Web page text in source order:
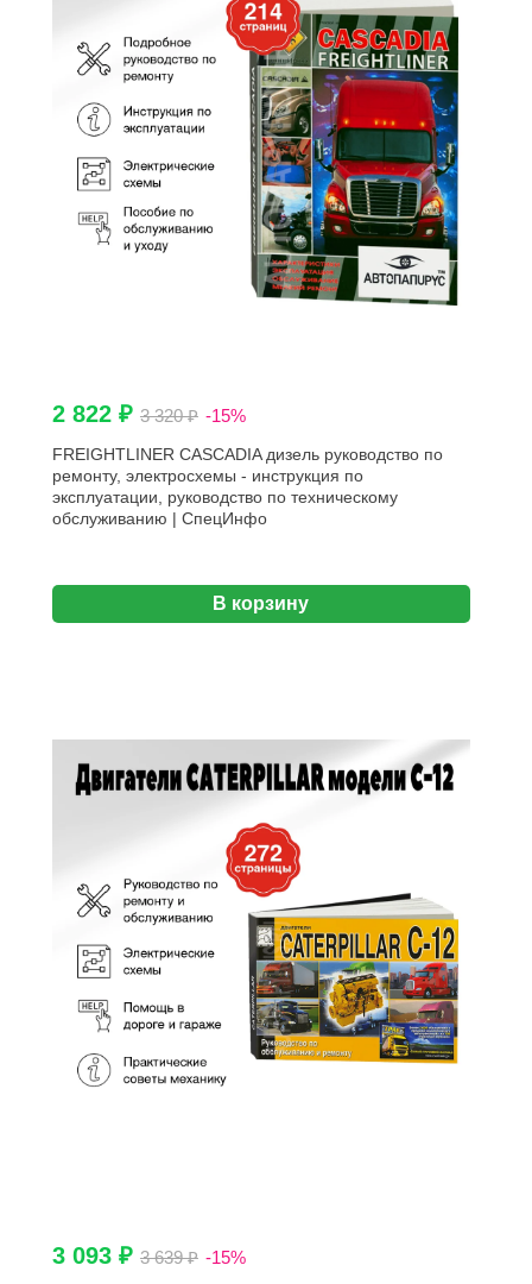
2 822 ₽ 3 320 ₽ -15%
FREIGHTLINER CASCADIA дизель руководство по
ремонту, электросхемы - инструкция по
эксплуатации, руководство по техническому
обслуживанию | СпецИнфо
В корзину
3 093 ₽ 3 639 ₽ -15%